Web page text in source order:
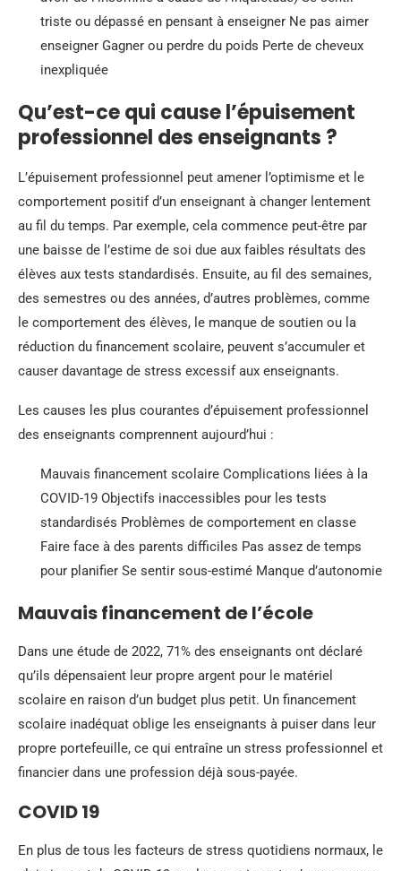
triste ou dépassé en pensant à enseigner Ne pas aimer
enseigner Gagner ou perdre du poids Perte de cheveux
inexpliquée
Qu’est-ce qui cause l’épuisement
professionnel des enseignants ?
L’épuisement professionnel peut amener l’optimisme et le
comportement positif d’un enseignant à changer lentement
au fil du temps. Par exemple, cela commence peut-être par
une baisse de l’estime de soi due aux faibles résultats des
élèves aux tests standardisés. Ensuite, au fil des semaines,
des semestres ou des années, d’autres problèmes, comme
le comportement des élèves, le manque de soutien ou la
réduction du financement scolaire, peuvent s’accumuler et
causer davantage de stress excessif aux enseignants.
Les causes les plus courantes d’épuisement professionnel
des enseignants comprennent aujourd’hui :
Mauvais financement scolaire Complications liées à la
COVID-19 Objectifs inaccessibles pour les tests
standardisés Problèmes de comportement en classe
Faire face à des parents difficiles Pas assez de temps
pour planifier Se sentir sous-estimé Manque d’autonomie
Mauvais financement de l’école
Dans une étude de 2022, 71% des enseignants ont déclaré
qu’ils dépensaient leur propre argent pour le matériel
scolaire en raison d’un budget plus petit. Un financement
scolaire inadéquat oblige les enseignants à puiser dans leur
propre portefeuille, ce qui entraîne un stress professionnel et
financier dans une profession déjà sous-payée.
COVID 19
En plus de tous les facteurs de stress quotidiens normaux, le